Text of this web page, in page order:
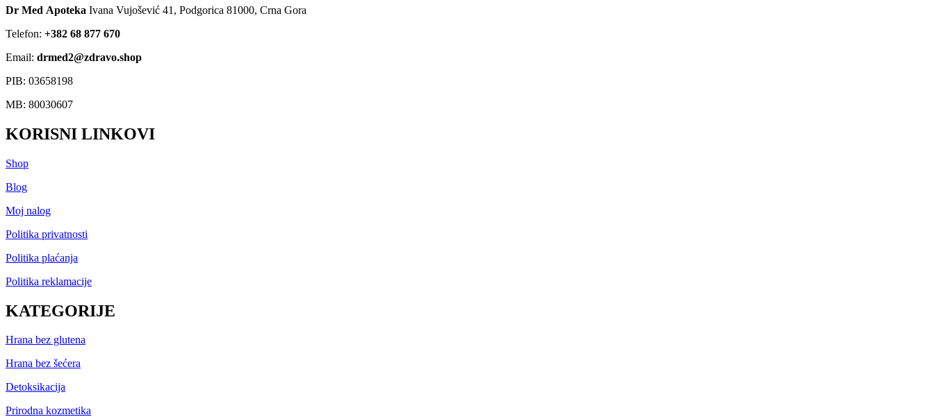
Dr Med Apoteka Ivana Vujošević 41, Podgorica 81000, Crna Gora
Telefon: +382 68 877 670
Email: drmed2@zdravo.shop
PIB: 03658198
MB: 80030607
KORISNI LINKOVI
Shop
Blog
Moj nalog
Politika privatnosti
Politika plaćanja
Politika reklamacije
KATEGORIJE
Hrana bez glutena
Hrana bez šećera
Detoksikacija
Prirodna kozmetika